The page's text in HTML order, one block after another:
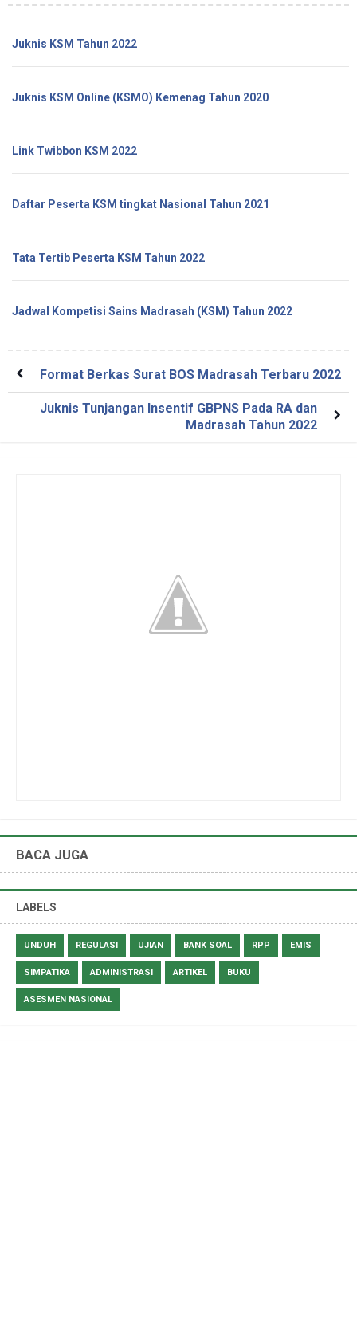
Juknis KSM Tahun 2022
Juknis KSM Online (KSMO) Kemenag Tahun 2020
Link Twibbon KSM 2022
Daftar Peserta KSM tingkat Nasional Tahun 2021
Tata Tertib Peserta KSM Tahun 2022
Jadwal Kompetisi Sains Madrasah (KSM) Tahun 2022
Format Berkas Surat BOS Madrasah Terbaru 2022
Juknis Tunjangan Insentif GBPNS Pada RA dan
Madrasah Tahun 2022
BACA JUGA
LABELS
UNDUH REGULASI UJIAN BANK SOAL RPP EMIS
SIMPATIKA ADMINISTRASI ARTIKEL BUKU
ASESMEN NASIONAL